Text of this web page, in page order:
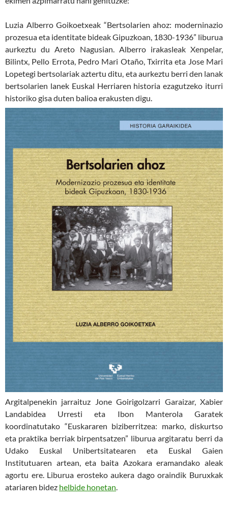
Luzia Alberro Goikoetxeak “Bertsolarien ahoz: moderninazio
prozesua eta identitate bideak Gipuzkoan, 1830-1936” liburua
aurkeztu du Areto Nagusian. Alberro irakasleak Xenpelar,
Bilintx, Pello Errota, Pedro Mari Otaño, Txirrita eta Jose Mari
Lopetegi bertsolariak aztertu ditu, eta aurkeztu berri den lanak
bertsolarien lanek Euskal Herriaren historia ezagutzeko iturri
historiko gisa duten balioa erakusten digu.
Argitalpenekin jarraituz Jone Goirigolzarri Garaizar, Xabier
Landabidea Urresti eta Ibon Manterola Garatek
koordinatutako “Euskararen biziberritzea: marko, diskurtso
eta praktika berriak birpentsatzen” liburua argitaratu berri da
Udako Euskal Unibertsitatearen eta Euskal Gaien
Institutuaren artean, eta baita Azokara eramandako aleak
agortu ere. Liburua erosteko aukera dago oraindik Buruxkak
atariaren bidez helbide honetan.